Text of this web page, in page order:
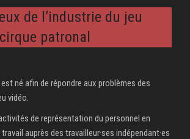
de l’industrie du jeu
patronal
est né afin de répondre aux problèmes des
vidéo.
de représentation du personnel en
auprès des travailleur·ses indépendant·es